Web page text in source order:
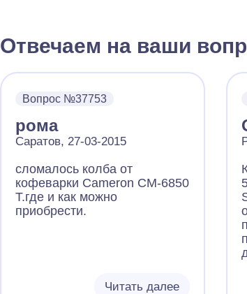
Отвечаем на ваши
Вопрос №37753
рома
Саратов, 27-03-2015
сломалось колба от
кофеварки Cameron CM-6850
T.где и как можно
приобрести.
Читать далее